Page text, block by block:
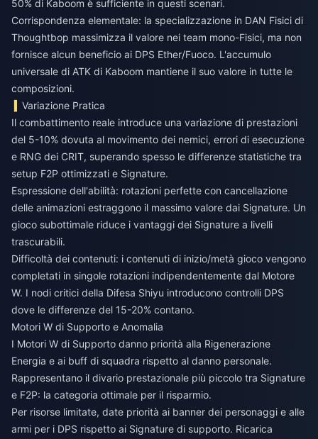
50% di Kaboom è sufficiente in questi scenari.
Corrispondenza elementale: la specializzazione in DAN Fisici di
Thoughtbop massimizza il valore nei team mono-Fisici, ma non
fornisce alcun beneficio ai DPS Ether/Fuoco. L'accumulo
universale di ATK di Kaboom mantiene il suo valore in tutte le
composizioni.
Variazione Pratica
Il combattimento reale introduce una variazione di prestazioni
del 5-10% dovuta al movimento dei nemici, errori di esecuzione
e RNG dei CRIT, superando spesso le differenze statistiche tra
setup F2P ottimizzati e Signature.
Espressione dell'abilità: rotazioni perfette con cancellazione
delle animazioni estraggono il massimo valore dai Signature. Un
gioco subottimale riduce i vantaggi dei Signature a livelli
trascurabili.
Difficoltà dei contenuti: i contenuti di inizio/metà gioco vengono
completati in singole rotazioni indipendentemente dal Motore
W. I nodi critici della Difesa Shiyu introducono controlli DPS
dove le differenze del 15-20% contano.
Motori W di Supporto e Anomalia
I Motori W di Supporto danno priorità alla Rigenerazione
Energia e ai buff di squadra rispetto al danno personale.
Rappresentano il divario prestazionale più piccolo tra Signature
e F2P: la categoria ottimale per il risparmio.
Per risorse limitate, date priorità ai banner dei personaggi e alle
armi per i DPS rispetto ai Signature di supporto. Ricarica